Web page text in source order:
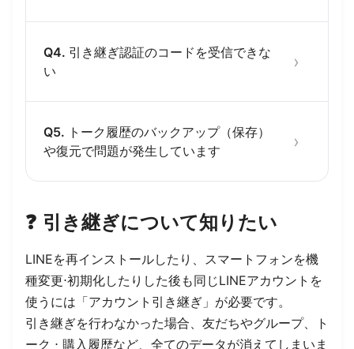
Q4. 引き継ぎ認証のコードを受信できな
い
›
Q5. トーク履歴のバックアップ（保存）
や復元で問題が発生しています
›
❓️ 引き継ぎについて知りたい
LINEを再インストールしたり、スマートフォンを機
種変更⋅初期化したりした後も同じLINEアカウントを
使うには「アカウント引き継ぎ」が必要です。
引き継ぎを行わなかった場合、友だちやグループ、ト
ーク ⋅ 購入履歴など、全てのデータが消えてしまいま